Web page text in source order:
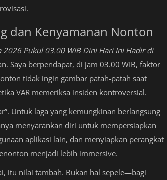
dan Kenyamanan Nonton
2026 Pukul 03.00 WIB Dini Hari Ini Hadir di
Saya berpendapat, di jam 03.00 WIB, faktor
tidak ingin gambar patah-patah saat
VAR memeriksa insiden kontroversial.
Untuk laga yang kemungkinan berlangsung
menyarankan diri untuk mempersiapkan
aplikasi lain, dan menyiapkan perangkat
menjadi lebih immersive.
itu nilai tambah. Bukan hal sepele—bagi